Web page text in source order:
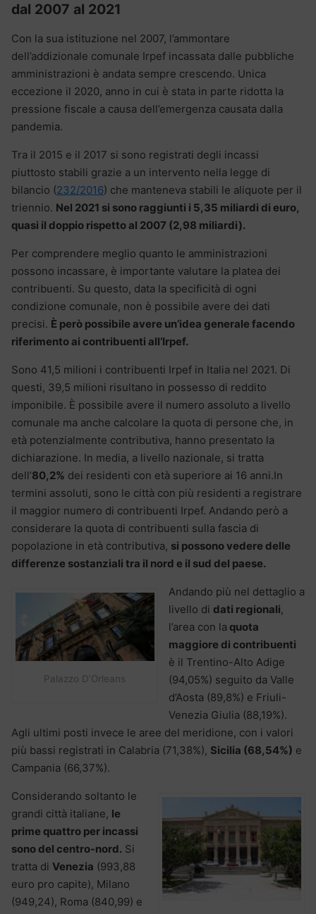
dal 2007 al 2021
Con la sua istituzione nel 2007, l’ammontare
dell’addizionale comunale Irpef incassata dalle pubbliche
amministrazioni è andata sempre crescendo. Unica
eccezione il 2020, anno in cui è stata in parte ridotta la
pressione fiscale a causa dell’emergenza causata dalla
pandemia.
Tra il 2015 e il 2017 si sono registrati degli incassi
piuttosto stabili grazie a un intervento nella legge di
bilancio (232/2016) che manteneva stabili le aliquote per il
triennio. Nel 2021 si sono raggiunti i 5,35 miliardi di euro,
quasi il doppio rispetto al 2007 (2,98 miliardi).
Per comprendere meglio quanto le amministrazioni
possono incassare, è importante valutare la platea dei
contribuenti. Su questo, data la specificità di ogni
condizione comunale, non è possibile avere dei dati
precisi. È però possibile avere un’idea generale facendo
riferimento ai contribuenti all’Irpef.
Sono 41,5 milioni i contribuenti Irpef in Italia nel 2021. Di
questi, 39,5 milioni risultano in possesso di reddito
imponibile. È possibile avere il numero assoluto a livello
comunale ma anche calcolare la quota di persone che, in
età potenzialmente contributiva, hanno presentato la
dichiarazione. In media, a livello nazionale, si tratta
dell’80,2% dei residenti con età superiore ai 16 anni.In
termini assoluti, sono le città con più residenti a registrare
il maggior numero di contribuenti Irpef. Andando però a
considerare la quota di contribuenti sulla fascia di
popolazione in età contributiva, si possono vedere delle
differenze sostanziali tra il nord e il sud del paese.
Palazzo D’Orleans
Andando più nel dettaglio a
livello di dati regionali,
l’area con la quota
maggiore di contribuenti
è il Trentino-Alto Adige
(94,05%) seguito da Valle
d’Aosta (89,8%) e Friuli-
Venezia Giulia (88,19%).
Agli ultimi posti invece le aree del meridione, con i valori
più bassi registrati in Calabria (71,38%), Sicilia (68,54%) e
Campania (66,37%).
Considerando soltanto le
grandi città italiane, le
prime quattro per incassi
sono del centro-nord. Si
tratta di Venezia (993,88
euro pro capite), Milano
(949,24), Roma (840,99) e